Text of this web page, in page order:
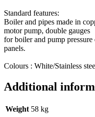
Standard features:
Boiler and pipes made in
motor pump, double gauges
for boiler and pump
panels.
Colours : White/Stainless
Additional
Weight 58 kg